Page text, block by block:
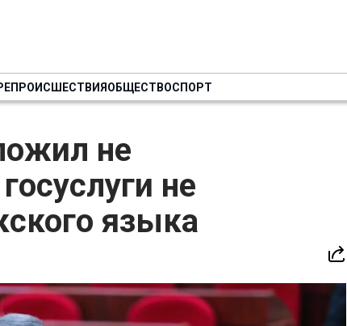
ПРОИСШЕСТВИЯОБЩЕСТВОСПОРТ
не
не
языка